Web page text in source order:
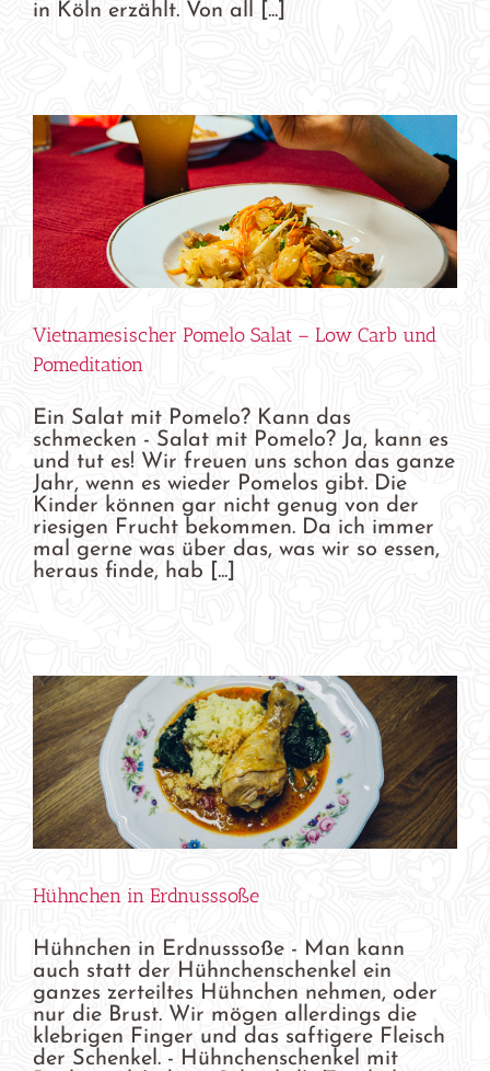
in Köln erzählt. Von all [...]
Vietnamesischer Pomelo Salat – Low Carb und
Pomeditation
Ein Salat mit Pomelo? Kann das
schmecken - Salat mit Pomelo? Ja, kann es
und tut es! Wir freuen uns schon das ganze
Jahr, wenn es wieder Pomelos gibt. Die
Kinder können gar nicht genug von der
riesigen Frucht bekommen. Da ich immer
mal gerne was über das, was wir so essen,
heraus finde, hab [...]
Hühnchen in Erdnusssoße
Hühnchen in Erdnusssoße - Man kann
auch statt der Hühnchenschenkel ein
ganzes zerteiltes Hühnchen nehmen, oder
nur die Brust. Wir mögen allerdings die
klebrigen Finger und das saftigere Fleisch
der Schenkel. - Hühnchenschenkel mit